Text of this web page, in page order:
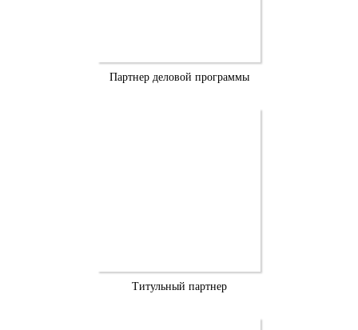
Партнер деловой программы
Титульный партнер